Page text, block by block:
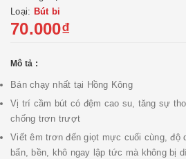
Loại: Bút bi
70.000₫
Mô tả :
Bán chạy nhất tại Hồng Kông
Vị trí cầm bút có đệm cao su, tăng sự
chống trơn trượt
Viết êm trơn đến giọt mực cuối cùng, độ
bẩn, bền, khô ngay lập tức mà không bị